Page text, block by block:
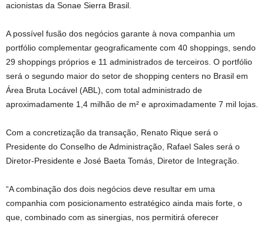
acionistas da Sonae Sierra Brasil.
A possível fusão dos negócios garante à nova companhia um
portfólio complementar geograficamente com 40 shoppings, sendo
29 shoppings próprios e 11 administrados de terceiros. O portfólio
será o segundo maior do setor de shopping centers no Brasil em
Área Bruta Locável (ABL), com total administrado de
aproximadamente 1,4 milhão de m² e aproximadamente 7 mil lojas.
Com a concretização da transação, Renato Rique será o
Presidente do Conselho de Administração, Rafael Sales será o
Diretor-Presidente e José Baeta Tomás, Diretor de Integração.
“A combinação dos dois negócios deve resultar em uma
companhia com posicionamento estratégico ainda mais forte, o
que, combinado com as sinergias, nos permitirá oferecer